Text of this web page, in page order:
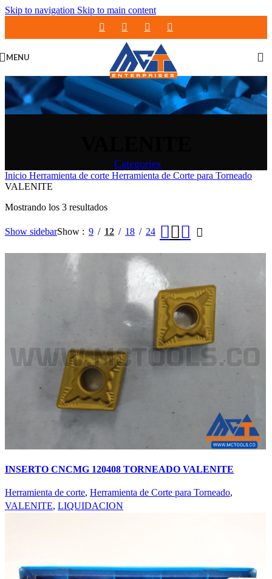
Skip to navigation Skip to main content
MENU
Categories
Inicio Herramienta de corte Herramienta de Corte para Torneado
VALENITE
Mostrando los 3 resultadosOrdenado
popularidad
Show sidebarShow 9 12 18 24
INSERTO CNCMG 120408 TORNEADO VALENITE
Herramienta de corte, Herramienta de Corte para Torneado,
VALENITE, LIQUIDACION